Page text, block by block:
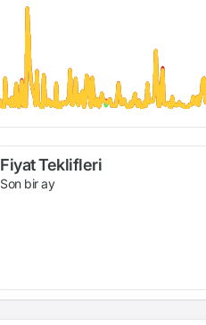
Fiyat Teklifleri
Son bir ay